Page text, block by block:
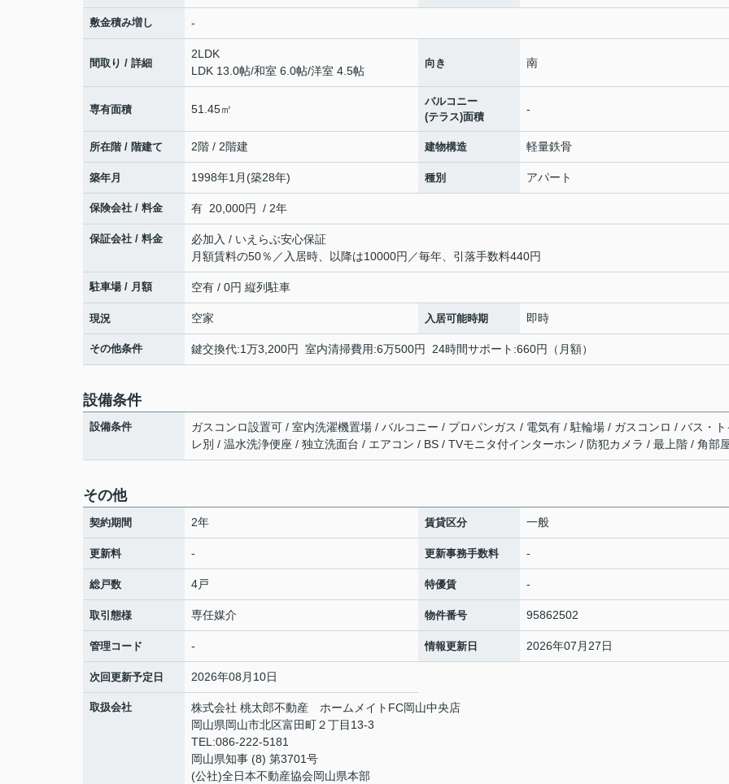
敷金積み増し -
間取り / 詳細
2LDK
LDK 13.0帖/和室 6.0帖/洋室 4.5帖
向き 南
専有面積 51.45㎡
バルコニー
(テラス)面積
-
所在階 / 階建て 2階 / 2階建 建物構造 軽量鉄骨
築年月 1998年1月(築28年) 種別 アパート
保険会社 / 料金 有 20,000円 / 2年
保証会社 / 料金
必加入 / いえらぶ安心保証
月額賃料の50％／入居時、以降は10000円／毎年、引落手数料440円
駐車場 / 月額 空有 / 0円 縦列駐車
現況 空家 入居可能時期 即時
その他条件 鍵交換代:1万3,200円 室内清掃費用:6万500円 24時間サポート:660円（月額）
設備条件
設備条件
ガスコンロ設置可 / 室内洗濯機置場 / バルコニー / プロパンガス / 電気有 / 駐輪場 / ガスコンロ / バス・ト
レ別 / 温水洗浄便座 / 独立洗面台 / エアコン / BS / TVモニタ付インターホン / 防犯カメラ / 最上階 / 角部
その他
契約期間 2年 賃貸区分 一般
更新料 - 更新事務手数料 -
総戸数 4戸 特優賃 -
取引態様 専任媒介 物件番号 95862502
管理コード - 情報更新日 2026年07月27日
次回更新予定日 2026年08月10日
取扱会社
株式会社 桃太郎不動産 ホームメイトFC岡山中央店
岡山県岡山市北区富田町２丁目13-3
TEL:086-222-5181
岡山県知事 (8) 第3701号
(公社)全日本不動産協会岡山県本部